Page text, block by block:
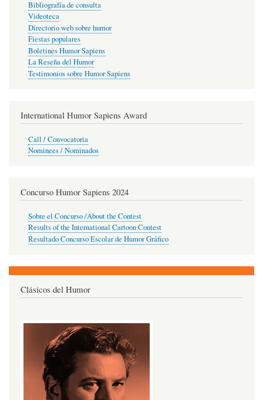
Bibliografía de consulta
Videoteca
Directorio web sobre humor
Fiestas populares
Boletines Humor Sapiens
La Reseña del Humor
Testimonios sobre Humor Sapiens
International Humor Sapiens Award
Call / Convocatoria
Nominees / Nominados
Concurso Humor Sapiens 2024
Sobre el Concurso /About the Contest
Results of the International Cartoon Contest
Resultado Concurso Escolar de Humor Gráfico
Clásicos del Humor